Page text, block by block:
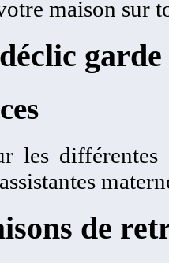
maison sur
les
de